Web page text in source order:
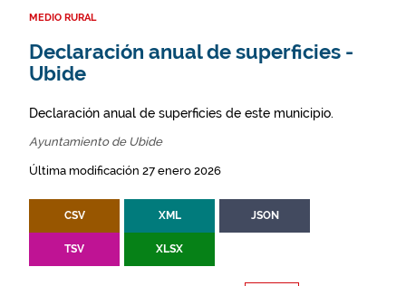
MEDIO RURAL
Declaración anual de superficies -
Ubide
Declaración anual de superficies de este municipio.
Ayuntamiento de Ubide
Última modificación 27 enero 2026
CSV XML JSON
TSV XLSX